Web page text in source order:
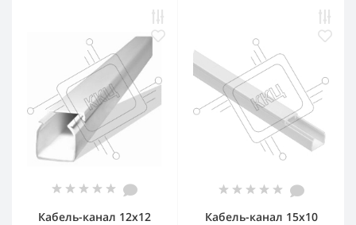
Кабель-канал 12х12
Кабель-канал 15х10